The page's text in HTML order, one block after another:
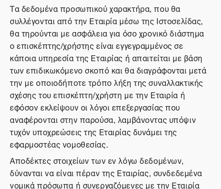
Τα δεδομένα προσωπικού χαρακτήρα, που θα
συλλέγονται από την Εταιρία μέσω της Ιστοσελίδας,
θα τηρούνται με ασφάλεια για όσο χρονικό διάστημα
ο επισκέπτης/χρήστης είναι εγγεγραμμένος σε
κάποια υπηρεσία της Εταιρίας ή απαιτείται με βάση
των επιδικωκόμενο σκοπό και θα διαγράφονται μετά
την με οποιοδήποτε τρόπο λήξη της συναλλακτικής
σχέσης του επισκέπτη/χρήστη με την Εταιρία ή
εφόσον εκλείψουν οι λόγοι επεξεργασίας που
αναφέρονται στην παρούσα, λαμβάνοντας υπόψιν
τυχόν υποχρεώσεις της Εταιρίας δυνάμει της
εφαρμοστέας νομοθεσίας.
Αποδέκτες στοιχείων των εν λόγω δεδομένων,
δύνανται να είναι πέραν της Εταιρίας, συνδεδεμένα
νομικά πρόσωπα ή συνεργαζόμενες με την Εταιρία